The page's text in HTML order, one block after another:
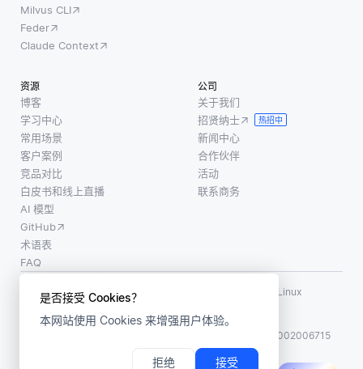
是否接受 Cookies？
本网站使用 Cookies 来增强用户体验。
拒绝 接受
Milvus CLI
Feder
Claude Context
资源
博客
学习中心
常用场景
客户案例
竞品对比
白皮书和线上直播
AI 模型
GitHub
术语表
FAQ
公司
关于我们
招贤纳士
热招中
新闻中心
合作伙伴
活动
联系商务
使用条款
LF AI、LF AI & Data、Milvus，以及相关的开源项目名称为 Linux
Foundation 所有商标
版权所有 ©2026 上海赜睿信息科技有限公司保留所有权利
沪公网安备31011002006715